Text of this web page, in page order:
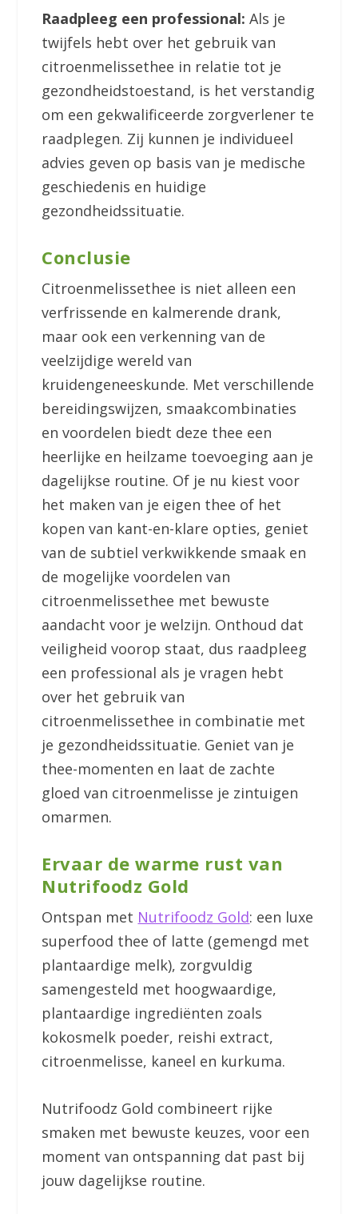
Raadpleeg een professional:Als je
twijfels hebt over het gebruik van
citroenmelissethee in relatie tot je
gezondheidstoestand, is het verstandig
om een gekwalificeerde zorgverlener te
raadplegen. Zij kunnen je individueel
advies geven op basis van je medische
geschiedenis en huidige
gezondheidssituatie.
Conclusie
Citroenmelissethee is niet alleen een
verfrissende en kalmerende drank,
maar ook een verkenning van de
veelzijdige wereld van
kruidengeneeskunde. Met verschillende
bereidingswijzen, smaakcombinaties
en voordelen biedt deze thee een
heerlijke en heilzame toevoeging aan je
dagelijkse routine. Of je nu kiest voor
het maken van je eigen thee of het
kopen van kant-en-klare opties, geniet
van de subtiel verkwikkende smaak en
de mogelijke voordelen van
citroenmelissethee met bewuste
aandacht voor je welzijn. Onthoud dat
veiligheid voorop staat, dus raadpleeg
een professional als je vragen hebt
over het gebruik van
citroenmelissethee in combinatie met
je gezondheidssituatie. Geniet van je
thee-momenten en laat de zachte
gloed van citroenmelisse je zintuigen
omarmen.
Ervaar de warme rust van
Nutrifoodz Gold
Ontspan met Nutrifoodz Gold: een luxe
superfood thee of latte (gemengd met
plantaardige melk), zorgvuldig
samengesteld met hoogwaardige,
plantaardige ingrediënten zoals
kokosmelk poeder, reishi extract,
citroenmelisse, kaneel en kurkuma.
Nutrifoodz Gold combineert rijke
smaken met bewuste keuzes, voor een
moment van ontspanning dat past bij
jouw dagelijkse routine.